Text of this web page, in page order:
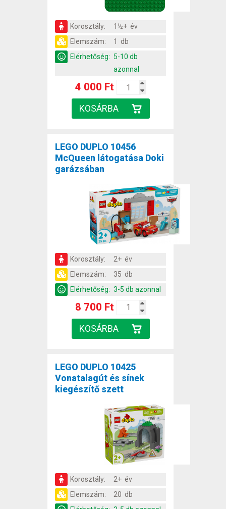
Korosztály:
1½+ év
Elemszám:
1 db
Elérhetőség: 5-10 db
azonnal
4 000 Ft
LEGO DUPLO 10456
McQueen látogatása Doki
garázsában
Korosztály:
2+ év
Elemszám:
35 db
Elérhetőség: 3-5 db azonnal
8 700 Ft
LEGO DUPLO 10425
Vonatalagút és sínek
kiegészítő szett
Korosztály:
2+ év
Elemszám:
20 db